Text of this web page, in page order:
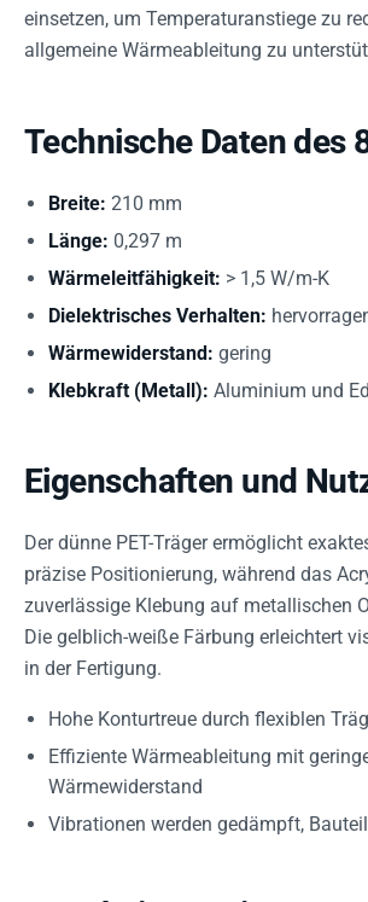
einsetzen, um Temperaturanstiege zu
allgemeine Wärmeableitung zu
Technische Daten des
Breite: 210 mm
Länge: 0,297 m
Wärmeleitfähigkeit: > 1,5 W/m-K
Dielektrisches Verhalten:
Wärmewiderstand: gering
Klebkraft (Metall): Aluminium und
Eigenschaften und
Der dünne PET-Träger ermöglicht
präzise Positionierung, während das
zuverlässige Klebung auf metallischen
Die gelblich-weiße Färbung erleichtert
in der Fertigung.
Hohe Konturtreue durch flexiblen
Effiziente Wärmeableitung mit
Wärmewiderstand
Vibrationen werden gedämpft,